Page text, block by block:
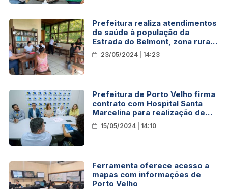
Prefeitura realiza atendimentos
de saúde à população da
Estrada do Belmont, zona rural
de Porto Velho
23/05/2024 | 14:23
Prefeitura de Porto Velho firma
contrato com Hospital Santa
Marcelina para realização de
mais de 800 cirurgias eletivas
15/05/2024 | 14:10
Ferramenta oferece acesso a
mapas com informações de
Porto Velho